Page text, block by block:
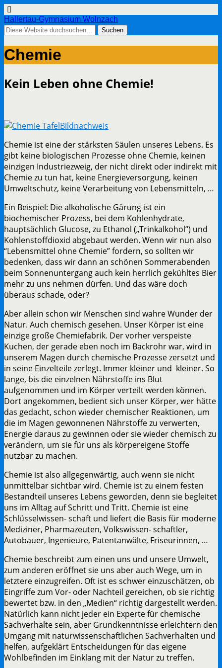
Hallertau-Gymnasium Wolnzach
Chemie
Kein Leben ohne Chemie!
Bildnachweis
Chemie ist eine der stärksten Säulen unseres Lebens. Es
gibt keine biologischen Prozesse ohne Chemie, keinen
einzigen Industriezweig, der nicht direkt oder indirekt mit
Chemie zu tun hat, keine Energieversorgung, keinen
Umweltschutz, keine Verarbeitung von Lebensmitteln, …
Ein Beispiel: Die alkoholische Gärung ist ein
biochemischer Prozess, bei dem Kohlenhydrate,
hauptsächlich Glucose, zu Ethanol („Trinkalkohol“) und
Kohlenstoffdioxid abgebaut werden. Wenn wir nun also
“Lebensmittel ohne Chemie” fordern, so sollten wir
bedenken, dass wir dann an schönen Sommerabenden
beim Sonnenuntergang auch kein herrlich gekühltes Bier
mehr zu uns nehmen dürfen. Und das wäre doch
überaus schade, oder?
Aber allein schon wir Menschen sind wahre Wunder der
Natur. Auch chemisch gesehen. Unser Körper ist eine
einzige große Chemiefabrik. Der vorher verspeiste
Kuchen, der gerade eben noch im Backrohr war, wird in
unserem Magen durch chemische Prozesse zersetzt und
in seine Einzelteile zerlegt. Immer kleiner und kleiner. So
lange, bis die einzelnen Nährstoffe ins Blut
aufgenommen und im Körper verteilt werden können.
Dort angekommen, bedient sich unser Körper, wer hätte
das gedacht, schon wieder chemischer Reaktionen, um
die im Magen gewonnenen Nährstoffe zu verwerten,
Energie daraus zu gewinnen oder sie wieder chemisch zu
verändern, um sie für uns als körpereigene Stoffe
nutzbar zu machen.
Chemie ist also allgegenwärtig, auch wenn sie nicht
unmittelbar sichtbar wird. Chemie ist zu einem festen
Bestandteil unseres Lebens geworden, denn sie begleitet
uns im Alltag auf Schritt und Tritt. Chemie ist eine
Schlüsselwissen- schaft und liefert die Basis für moderne
Mediziner, Pharmazeuten, Volkswissen- schaftler,
Autobauer, Ingenieure, Patentanwälte, Friseurinnen, …
Chemie beschreibt zum einen uns und unsere Umwelt,
zum anderen eröffnet sie uns aber auch Wege, um in
letztere einzugreifen. Oft ist es schwer einzuschätzen, ob
Eingriffe zum Vor- oder Nachteil gereichen, ob sie richtig
bewertet bzw. in den „Medien“ richtig dargestellt werden.
Natürlich kann nicht jeder ein Experte für chemische
Sachverhalte sein, aber Grundkenntnisse erleichtern den
Umgang mit naturwissenschaftlichen Sachverhalten und
helfen, aufgeklärt Entscheidungen für das eigene
Wohlbefinden im Einklang mit der Natur zu treffen.